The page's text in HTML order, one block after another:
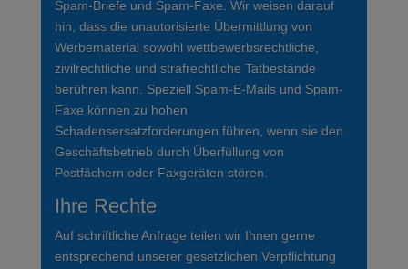
Spam-Briefe und Spam-Faxe. Wir weisen darauf
hin, dass die unautorisierte Übermittlung von
Werbematerial sowohl wettbewerbsrechtliche,
zivilrechtliche und strafrechtliche Tatbestände
berühren kann. Speziell Spam-E-Mails und Spam-
Faxe können zu hohen
Schadensersatzforderungen führen, wenn sie den
Geschäftsbetrieb durch Überfüllung von
Postfächern oder Faxgeräten stören.
Ihre Rechte
Auf schriftliche Anfrage teilen wir Ihnen gerne
entsprechend unserer gesetzlichen Verpflichtung